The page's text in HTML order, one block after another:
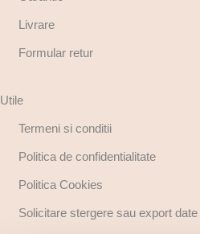
Livrare
Formular retur
Utile
Termeni si conditii
Politica de confidentialitate
Politica Cookies
Solicitare stergere sau export date